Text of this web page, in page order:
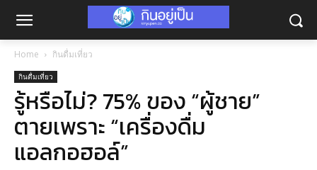
Home กินดื่มเที่ยว
กินดื่มเที่ยว
รู้หรือไม่? 75% ของ “ผู้ชาย”
ตายเพราะ “เครื่องดื่ม
แอลกอฮอล์”